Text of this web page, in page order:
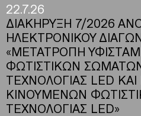
22.7.26
ΔΙΑΚΗΡΥΞΗ 7/2026
ΗΛΕΚΤΡΟΝΙΚΟΥ
«ΜΕΤΑΤΡΟΠΗ
ΦΩΤΙΣΤΙΚΩΝ
ΤΕΧΝΟΛΟΓΙΑΣ LED
ΚΙΝΟΥΜΕΝΩΝ
ΤΕΧΝΟΛΟΓΙΑΣ LED»